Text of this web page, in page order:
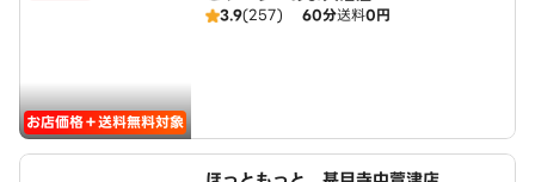
お店価格＋送料無料対象
3.9(257) 60分送料0円